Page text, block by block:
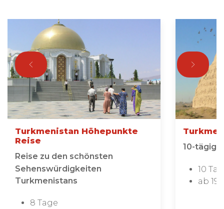
Turkmenistan Höhepunkte
Reise
Reise zu den schönsten
Sehenswürdigkeiten
Turkmenistans
8 Tage
10-
10
ab